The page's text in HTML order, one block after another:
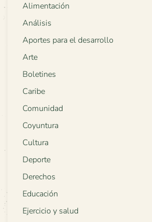
Alimentación
Análisis
Aportes para el desarrollo
Arte
Boletines
Caribe
Comunidad
Coyuntura
Cultura
Deporte
Derechos
Educación
Ejercicio y salud